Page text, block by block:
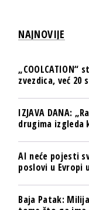
NAJNOVIJE
zvezdica, već 20
IZJAVA DANA:
drugima izgleda
AI neće pojesti
poslovi u Evropi
Baja Patak: